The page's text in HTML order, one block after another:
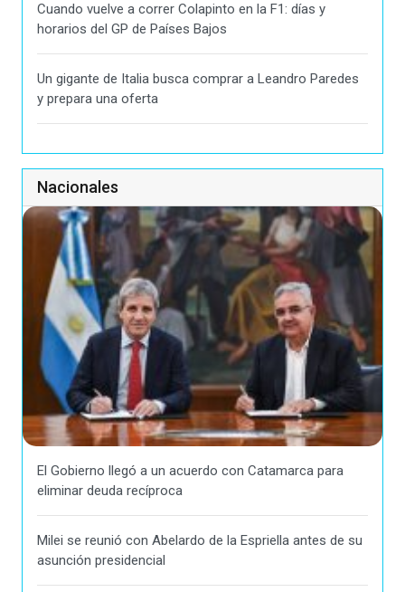
Cuando vuelve a correr Colapinto en la F1: días y
horarios del GP de Países Bajos
Un gigante de Italia busca comprar a Leandro Paredes
y prepara una oferta
Nacionales
El Gobierno llegó a un acuerdo con Catamarca para
eliminar deuda recíproca
Milei se reunió con Abelardo de la Espriella antes de su
asunción presidencial